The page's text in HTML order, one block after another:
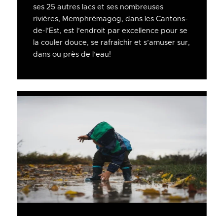
ses 25 autres lacs et ses nombreuses
rivières, Memphrémagog, dans les Cantons-
de-l’Est, est l’endroit par excellence pour se
la couler douce, se rafraîchir et s’amuser sur,
dans ou près de l’eau!